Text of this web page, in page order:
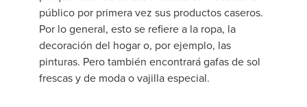
público por primera vez sus productos caseros.
Por lo general, esto se refiere a la ropa, la
decoración del hogar o, por ejemplo, las
pinturas. Pero también encontrará gafas de sol
frescas y de moda o vajilla especial.